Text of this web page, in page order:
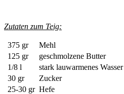
Zutaten zum Teig:
375 gr
Mehl
125 gr
geschmolzene Butter
1/8 l
stark lauwarmenes Wasser
30 gr
Zucker
25-30 gr Hefe